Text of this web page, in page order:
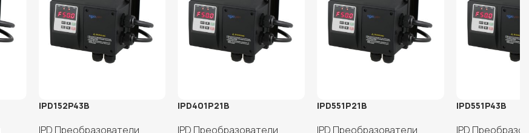
IPD152P43B
IPD Преобразователи
IPD401P21B
IPD Преобразователи
IPD551P21B
IPD Преобразователи
IPD551P43B
IPD